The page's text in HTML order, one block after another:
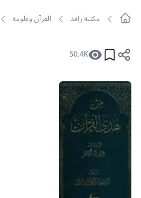
مکتبة رافد القرآن وعلومه
50.4K